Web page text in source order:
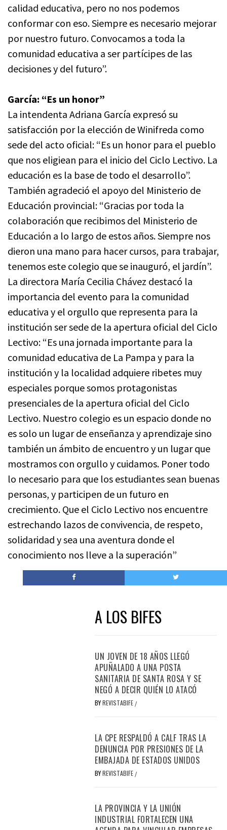
calidad educativa, pero no nos podemos
conformar con eso. Siempre es necesario mejorar
por nuestro futuro. Convocamos a toda la
comunidad educativa a ser partícipes de las
decisiones y del futuro”.
García: “Es un honor”
La intendenta Adriana García expresó su
satisfacción por la elección de Winifreda como
sede del acto oficial: “Es un honor para el pueblo
que nos eligiean para el inicio del Ciclo Lectivo. La
educación es la base de todo el desarrollo”.
También agradeció el apoyo del Ministerio de
Educación provincial: “Gracias por toda la
colaboración que recibimos del Ministerio de
Educación a lo largo de estos años. Siempre nos
dieron una mano para hacer cursos, para trabajar,
tenemos este colegio que se inauguró, el jardín”.
La directora María Cecilia Chávez destacó la
importancia del evento para la comunidad
educativa y el orgullo que representa para la
institución ser sede de la apertura oficial del Ciclo
Lectivo: “Es una jornada importante para la
comunidad educativa de La Pampa y para la
institución y la localidad adquiere ribetes muy
especiales porque somos protagonistas
presenciales de la apertura oficial del Ciclo
Lectivo. Nuestro colegio es un espacio donde no
es solo un lugar de enseñanza y aprendizaje sino
también un ámbito de encuentro y un lugar que
mostramos con orgullo y cuidamos. Poner todo
lo necesario para que los estudiantes sean buenas
personas, y participen de un futuro en
crecimiento. Que el Ciclo Lectivo nos encuentre
estrechando lazos de convivencia, de respeto,
solidaridad y sea una aventura donde el
conocimiento nos lleve a la superación”
A LOS BIFES
UN JOVEN DE 18 AÑOS LLEGÓ
APUÑALADO A UNA POSTA
SANITARIA DE SANTA ROSA Y SE
NEGÓ A DECIR QUIÉN LO ATACÓ
BYREVISTABIFE /
LA CPE RESPALDÓ A CALF TRAS LA
DENUNCIA POR PRESIONES DE LA
EMBAJADA DE ESTADOS UNIDOS
BYREVISTABIFE /
LA PROVINCIA Y LA UNIÓN
INDUSTRIAL FORTALECEN UNA